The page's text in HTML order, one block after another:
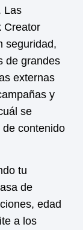
Las
Creator
seguridad,
de grandes
externas
y
se
contenido
tu
de
edad
a los